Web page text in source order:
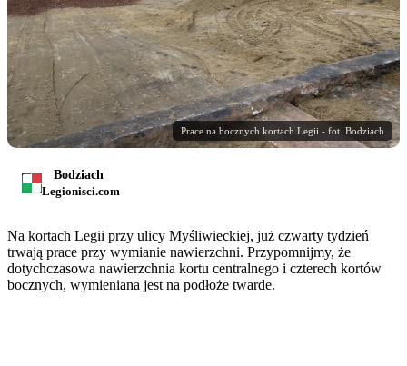
Prace na bocznych kortach Legii - fot. Bodziach
Bodziach
Legionisci.com
Na kortach Legii przy ulicy Myśliwieckiej, już czwarty tydzień
trwają prace przy wymianie nawierzchni. Przypomnijmy, że
dotychczasowa nawierzchnia kortu centralnego i czterech kortów
bocznych, wymieniana jest na podłoże twarde.